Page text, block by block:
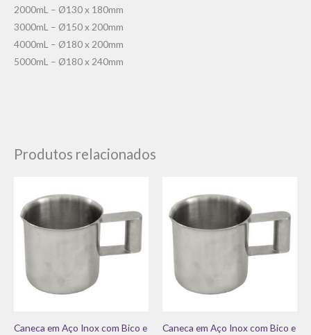
2000mL – Ø130 x 180mm
3000mL – Ø150 x 200mm
4000mL – Ø180 x 200mm
5000mL – Ø180 x 240mm
Produtos relacionados
Caneca em Aço Inox com Bico e
Caneca em Aço Inox com Bico e